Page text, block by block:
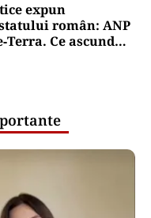
expun
român: ANP
Ce ascund